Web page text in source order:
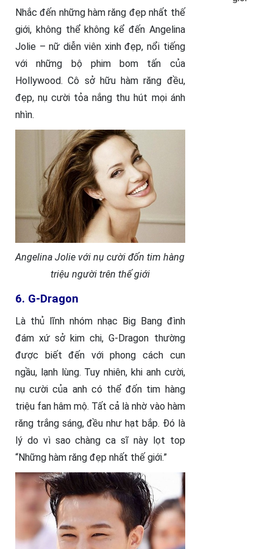
Nhắc đến những hàm răng đẹp nhất thế
giới, không thể không kể đến Angelina
Jolie – nữ diễn viên xinh đẹp, nổi tiếng
với những bộ phim bom tấn của
Hollywood. Cô sở hữu hàm răng đều,
đẹp, nụ cười tỏa nắng thu hút mọi ánh
nhìn.
Angelina Jolie với nụ cười đốn tim hàng
triệu người trên thế giới
6. G-Dragon
Là thủ lĩnh nhóm nhạc Big Bang đình
đám xứ sở kim chi, G-Dragon thường
được biết đến với phong cách cun
ngầu, lạnh lùng. Tuy nhiên, khi anh cười,
nụ cười của anh có thể đốn tim hàng
triệu fan hâm mộ. Tất cả là nhờ vào hàm
răng trắng sáng, đều như hạt bắp. Đó là
lý do vì sao chàng ca sĩ này lọt top
“Những hàm răng đẹp nhất thế giới.”